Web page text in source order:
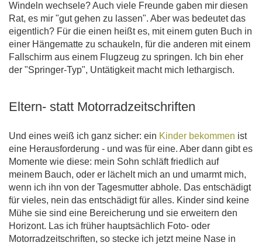
Windeln wechsele? Auch viele Freunde gaben mir diesen
Rat, es mir "gut gehen zu lassen". Aber was bedeutet das
eigentlich? Für die einen heißt es, mit einem guten Buch in
einer Hängematte zu schaukeln, für die anderen mit einem
Fallschirm aus einem Flugzeug zu springen. Ich bin eher
der "Springer-Typ", Untätigkeit macht mich lethargisch.
Eltern- statt Motorradzeitschriften
Und eines weiß ich ganz sicher: ein Kinder bekommen ist
eine Herausforderung - und was für eine. Aber dann gibt es
Momente wie diese: mein Sohn schläft friedlich auf
meinem Bauch, oder er lächelt mich an und umarmt mich,
wenn ich ihn von der Tagesmutter abhole. Das entschädigt
für vieles, nein das entschädigt für alles. Kinder sind keine
Mühe sie sind eine Bereicherung und sie erweitern den
Horizont. Las ich früher hauptsächlich Foto- oder
Motorradzeitschriften, so stecke ich jetzt meine Nase in